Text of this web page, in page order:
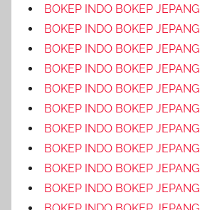
BOKEP INDO BOKEP JEPANG
BOKEP INDO BOKEP JEPANG
BOKEP INDO BOKEP JEPANG
BOKEP INDO BOKEP JEPANG
BOKEP INDO BOKEP JEPANG
BOKEP INDO BOKEP JEPANG
BOKEP INDO BOKEP JEPANG
BOKEP INDO BOKEP JEPANG
BOKEP INDO BOKEP JEPANG
BOKEP INDO BOKEP JEPANG